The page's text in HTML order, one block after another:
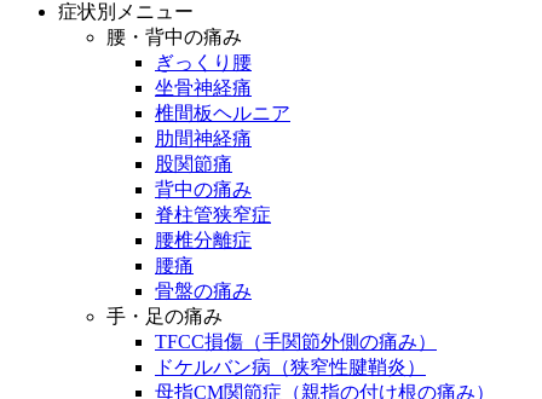
症状別メニュー
腰・背中の痛み
ぎっくり腰
坐骨神経痛
椎間板ヘルニア
肋間神経痛
股関節痛
背中の痛み
脊柱管狭窄症
腰椎分離症
腰痛
骨盤の痛み
手・足の痛み
TFCC損傷（手関節外側の痛み）
ドケルバン病（狭窄性腱鞘炎）
母指CM関節症（親指の付け根の痛み）